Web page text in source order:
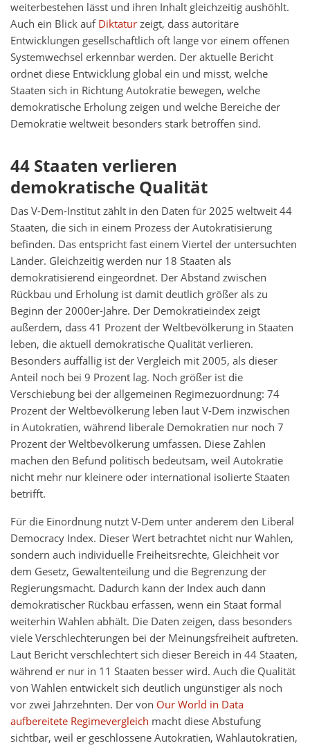
weiterbestehen lässt und ihren Inhalt gleichzeitig aushöhlt.
Auch ein Blick aufDiktaturzeigt, dass autoritäre
Entwicklungen gesellschaftlich oft lange vor einem offenen
Systemwechsel erkennbar werden. Der aktuelle Bericht
ordnet diese Entwicklung global ein und misst, welche
Staaten sich in Richtung Autokratie bewegen, welche
demokratische Erholung zeigen und welche Bereiche der
Demokratie weltweit besonders stark betroffen sind.
44 Staaten verlieren
demokratische Qualität
Das V-Dem-Institut zählt in den Daten für 2025 weltweit 44
Staaten, die sich in einem Prozess der Autokratisierung
befinden. Das entspricht fast einem Viertel der untersuchten
Länder. Gleichzeitig werden nur 18 Staaten als
demokratisierend eingeordnet. Der Abstand zwischen
Rückbau und Erholung ist damit deutlich größer als zu
Beginn der 2000er-Jahre. Der Demokratieindex zeigt
außerdem, dass 41 Prozent der Weltbevölkerung in Staaten
leben, die aktuell demokratische Qualität verlieren.
Besonders auffällig ist der Vergleich mit 2005, als dieser
Anteil noch bei 9 Prozent lag. Noch größer ist die
Verschiebung bei der allgemeinen Regimezuordnung: 74
Prozent der Weltbevölkerung leben laut V-Dem inzwischen
in Autokratien, während liberale Demokratien nur noch 7
Prozent der Weltbevölkerung umfassen. Diese Zahlen
machen den Befund politisch bedeutsam, weil Autokratie
nicht mehr nur kleinere oder international isolierte Staaten
betrifft.
Für die Einordnung nutzt V-Dem unter anderem den Liberal
Democracy Index. Dieser Wert betrachtet nicht nur Wahlen,
sondern auch individuelle Freiheitsrechte, Gleichheit vor
dem Gesetz, Gewaltenteilung und die Begrenzung der
Regierungsmacht. Dadurch kann der Index auch dann
demokratischer Rückbau erfassen, wenn ein Staat formal
weiterhin Wahlen abhält. Die Daten zeigen, dass besonders
viele Verschlechterungen bei der Meinungsfreiheit auftreten.
Laut Bericht verschlechtert sich dieser Bereich in 44 Staaten,
während er nur in 11 Staaten besser wird. Auch die Qualität
von Wahlen entwickelt sich deutlich ungünstiger als noch
vor zwei Jahrzehnten. Der von Our World in Data
aufbereitete Regimevergleich macht diese Abstufung
sichtbar, weil er geschlossene Autokratien, Wahlautokratien,